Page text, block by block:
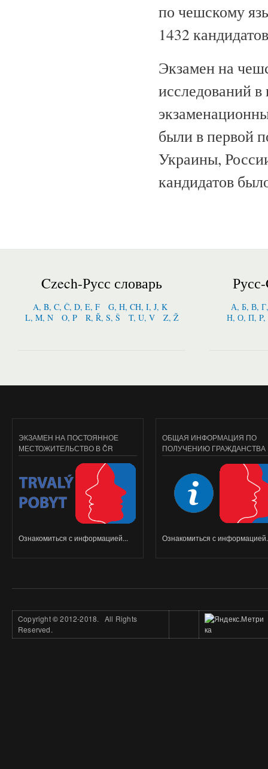
по чешскому
1432
Экзамен на
исследований
были в первой
Украины,
кандидатов
Czech-Русс словарь
A, B, C, Č, D, E, F
G, H, CH, I, J, K
L, M, N
O, P R, Ř, S, Š T, U, V Z, Ž
А, Б, В,
Н, О, П,
ЭКЗАМЕН НА ПОСТОЯННОЕ
МЕСТОЖИТЕЛЬСТВО В ČR
Ознакомиться с информацией...
ОБЩАЯ ИНФОРМАЦИЯ ПО
ПОЛУЧЕНИЮ ГРАЖДАНСТВА
Ознакомиться с
Copyright©2012-2018. All Rights
Reserved.